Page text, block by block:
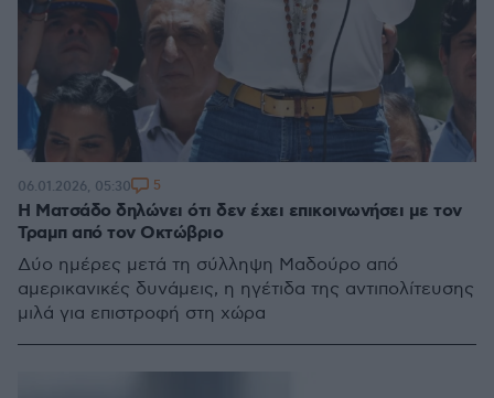
Η Ματσάδο δηλώνει ότι δεν έχει επικοινωνήσει με τον
Τραμπ από τον Οκτώβριο
Δύο ημέρες μετά τη σύλληψη Μαδούρο από
αμερικανικές δυνάμεις, η ηγέτιδα της αντιπολίτευσης
μιλά για επιστροφή στη χώρα
06.01.2026, 05:30 5